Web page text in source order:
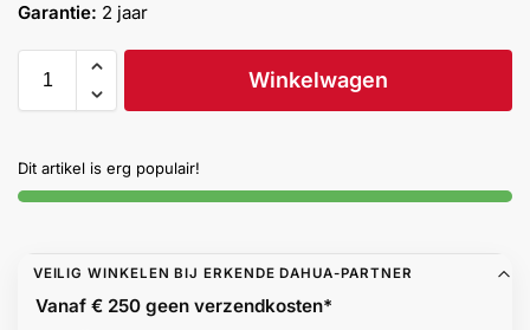
Merken
Outlet
Help &
service
Garantie: 2 jaar
Winkelwagen
Dit artikel is erg populair!
VEILIG WINKELEN BIJ ERKENDE DAHUA-PARTNER
Vanaf € 250 geenverzendkosten*